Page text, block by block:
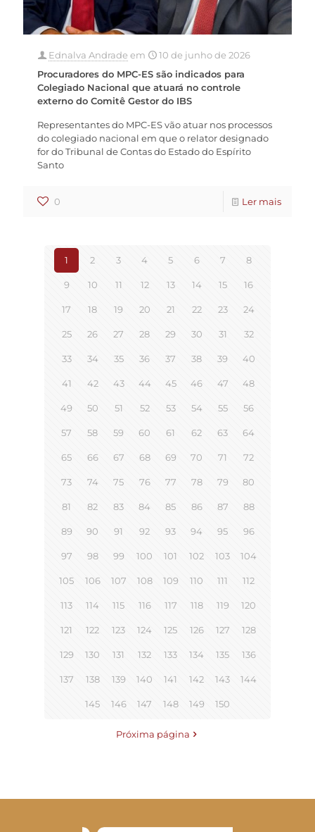
Ednalva Andrade em
10 de junho de 2026
Procuradores do MPC-ES são indicados para
Colegiado Nacional que atuará no controle
externo do Comitê Gestor do IBS
Representantes do MPC-ES vão atuar nos processos
do colegiado nacional em que o relator designado
for do Tribunal de Contas do Estado do Espírito
Santo
0 Ler mais
1 2 3 4 5 6 7 8
9 10 11 12 13 14 15 16
17 18 19 20 21 22 23 24
25 26 27 28 29 30 31 32
33 34 35 36 37 38 39 40
41 42 43 44 45 46 47 48
49 50 51 52 53 54 55 56
57 58 59 60 61 62 63 64
65 66 67 68 69 70 71 72
73 74 75 76 77 78 79 80
81 82 83 84 85 86 87 88
89 90 91 92 93 94 95 96
97 98 99 100 101 102 103 104
105 106 107 108 109 110 111 112
113 114 115 116 117 118 119 120
121 122 123 124 125 126 127 128
129 130 131 132 133 134 135 136
137 138 139 140 141 142 143 144
145 146 147 148 149 150
Próxima página